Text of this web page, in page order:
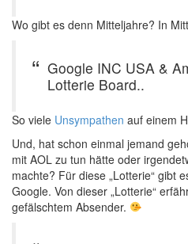
Wo gibt es denn Mitteljahre? In
Google INC USA &
Lotterie Board..
So viele Unsympathen auf einem
Und, hat schon einmal jemand
mit AOL zu tun hätte oder
machte? Für diese „Lotterie“ gibt
Google. Von dieser „Lotterie“
gefälschtem Absender.